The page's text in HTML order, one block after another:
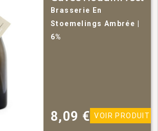
Brasserie En
Stoemelings Ambrée
6%
8,09 € VOIR PRODUIT